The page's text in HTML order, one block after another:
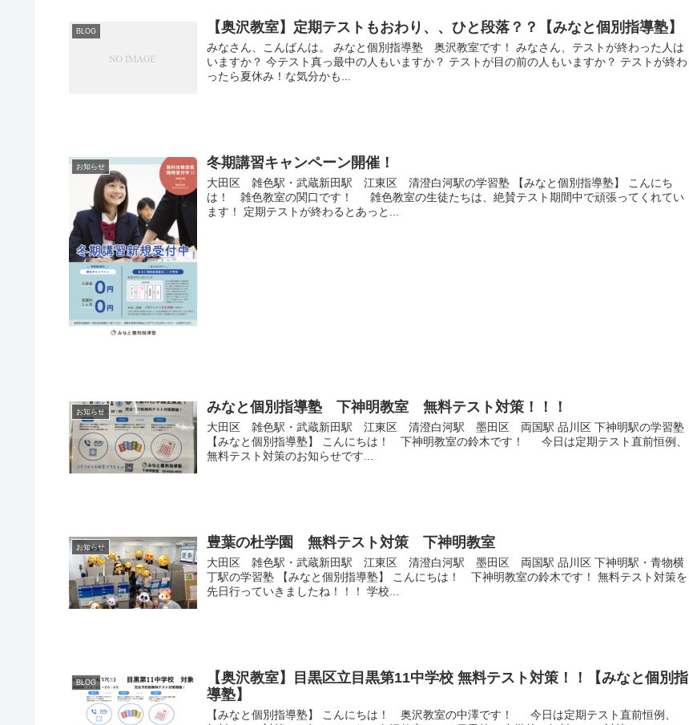
BLOG 【奥沢教室】定期テストもおわり、、ひと段落？？【みなと個別指導塾】
みなさん、こんばんは。 みなと個別指導塾 奥沢教室です！ みなさん、テストが終わった人は
いますか？ 今テスト真っ最中の人もいますか？ テストが目の前の人もいますか？ テストが終わ
ったら夏休み！な気分かも...
お知らせ 冬期講習キャンペーン開催！
大田区 雑色駅・武蔵新田駅 江東区 清澄白河駅の学習塾 【みなと個別指導塾】 こんにち
は！ 雑色教室の関口です！ 雑色教室の生徒たちは、絶賛テスト期間中で頑張ってくれてい
ます！ 定期テストが終わるとあっと...
お知らせ みなと個別指導塾 下神明教室 無料テスト対策！！！
大田区 雑色駅・武蔵新田駅 江東区 清澄白河駅 墨田区 両国駅 品川区 下神明駅の学習塾
【みなと個別指導塾】 こんにちは！ 下神明教室の鈴木です！ 今日は定期テスト直前恒例、
無料テスト対策のお知らせです...
お知らせ 豊葉の杜学園 無料テスト対策 下神明教室
大田区 雑色駅・武蔵新田駅 江東区 清澄白河駅 墨田区 両国駅 品川区 下神明駅・青物横
丁駅の学習塾 【みなと個別指導塾】 こんにちは！ 下神明教室の鈴木です！ 無料テスト対策を
先日行っていきましたね！！！ 学校...
BLOG
【奥沢教室】目黒区立目黒第11中学校 無料テスト対策！！【みなと個別指
導塾】
【みなと個別指導塾】 こんにちは！ 奥沢教室の中澤です！ 今日は定期テスト直前恒例、